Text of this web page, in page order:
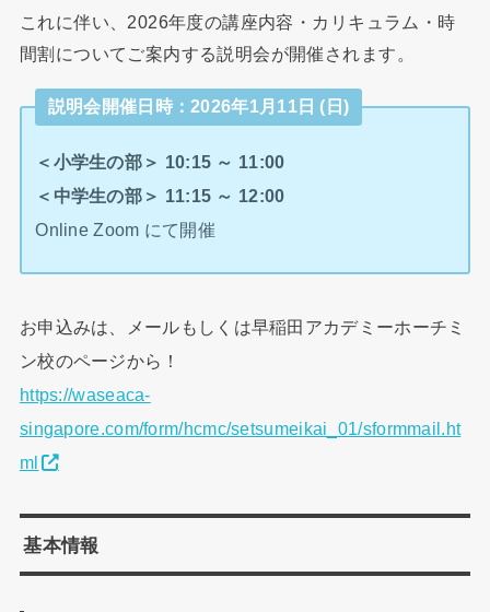
これに伴い、2026年度の講座内容・カリキュラム・時
間割についてご案内する説明会が開催されます。
説明会開催日時：2026年1月11日 (日)
＜小学生の部＞ 10:15 ～ 11:00
＜中学生の部＞ 11:15 ～ 12:00
Online Zoom にて開催
お申込みは、メールもしくは早稲田アカデミーホーチミ
ン校のページから！
https://waseaca-
singapore.com/form/hcmc/setsumeikai_01/sformmail.ht
ml
基本情報